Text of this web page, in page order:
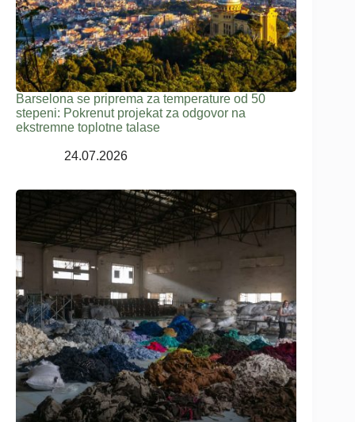
Barselona se priprema za temperature od 50
stepeni: Pokrenut projekat za odgovor na
ekstremne toplotne talase
24.07.2026